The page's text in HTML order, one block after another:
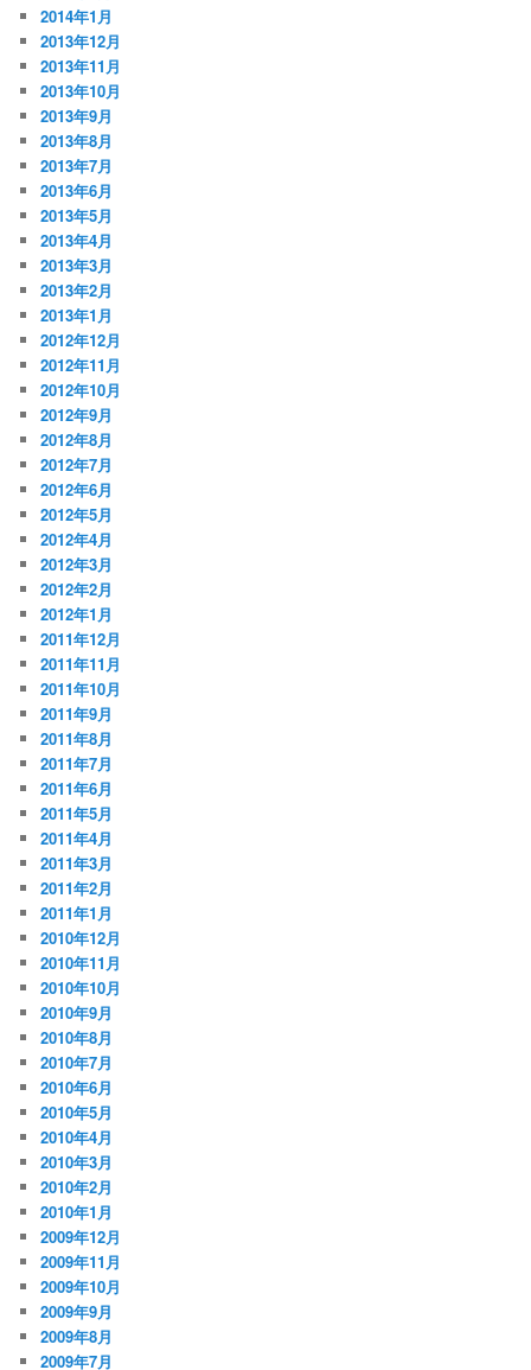
2014年1月
2013年12月
2013年11月
2013年10月
2013年9月
2013年8月
2013年7月
2013年6月
2013年5月
2013年4月
2013年3月
2013年2月
2013年1月
2012年12月
2012年11月
2012年10月
2012年9月
2012年8月
2012年7月
2012年6月
2012年5月
2012年4月
2012年3月
2012年2月
2012年1月
2011年12月
2011年11月
2011年10月
2011年9月
2011年8月
2011年7月
2011年6月
2011年5月
2011年4月
2011年3月
2011年2月
2011年1月
2010年12月
2010年11月
2010年10月
2010年9月
2010年8月
2010年7月
2010年6月
2010年5月
2010年4月
2010年3月
2010年2月
2010年1月
2009年12月
2009年11月
2009年10月
2009年9月
2009年8月
2009年7月